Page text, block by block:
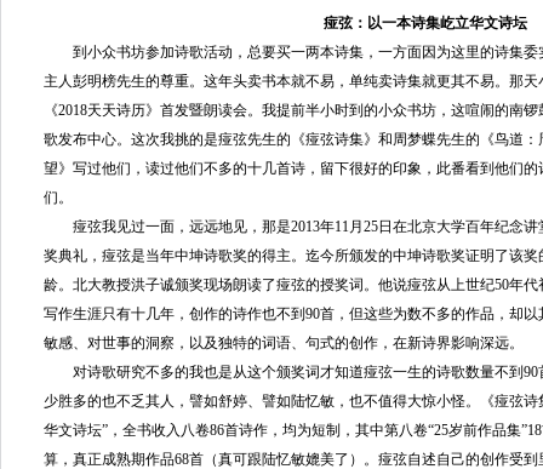
痖弦：以一本诗集屹立华文诗坛
到小众书坊参加诗歌活动，总要买一两本诗集，一方面因为这里的诗集委
主人彭明榜先生的尊重。这年头卖书本就不易，单纯卖诗集就更其不易。那
《2018天天诗历》首发暨朗读会。我提前半小时到的小众书坊，这喧闹的南
歌发布中心。这次我挑的是痖弦先生的《痖弦诗集》和周梦蝶先生的《鸟道
望》写过他们，读过他们不多的十几首诗，留下很好的印象，此番看到他们
们。
痖弦我见过一面，远远地见，那是2013年11月25日在北京大学百年纪念讲
奖典礼，痖弦是当年中坤诗歌奖的得主。迄今所颁发的中坤诗歌奖证明了该
龄。北大教授洪子诚颁奖现场朗读了痖弦的授奖词。他说痖弦从上世纪50年
写作生涯只有十几年，创作的诗作也不到90首，但这些为数不多的作品，却
敏感、对世事的洞察，以及独特的词语、句式的创作，在新诗界影响深远。
对诗歌研究不多的我也是从这个颁奖词才知道痖弦一生的诗歌数量不到90
少胜多的也不乏其人，譬如舒婷、譬如陆忆敏，也不值得大惊小怪。《痖弦
华文诗坛”，全书收入八卷86首诗作，均为短制，其中第八卷“25岁前作品集
算，真正成熟期作品68首（真可跟陆忆敏媲美了）。痖弦自述自己的创作受